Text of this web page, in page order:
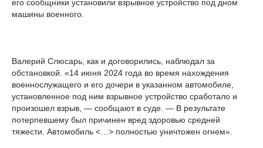
его сообщники установили взрывное устройство под дном
машины военного.
Валерий Слюсарь, как и договорились, наблюдал за
обстановкой. «14 июня 2024 года во время нахождения
военнослужащего и его дочери в указанном автомобиле,
установленное под ним взрывное устройство сработало и
произошел взрыв, — сообщают в суде. — В результате
потерпевшему был причинен вред здоровью средней
тяжести. Автомобиль <…> полностью уничтожен огнем».